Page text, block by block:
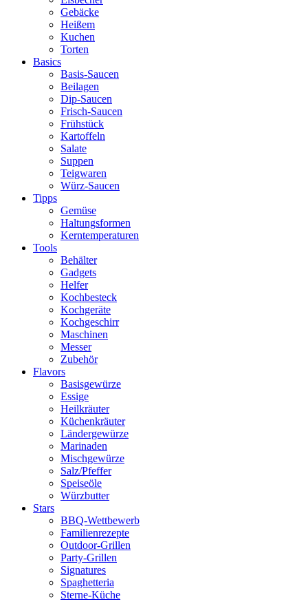
Gebäcke
Heißem
Kuchen
Torten
Basics
Basis-Saucen
Beilagen
Dip-Saucen
Frisch-Saucen
Frühstück
Kartoffeln
Salate
Suppen
Teigwaren
Würz-Saucen
Tipps
Gemüse
Haltungsformen
Kerntemperaturen
Tools
Behälter
Gadgets
Helfer
Kochbesteck
Kochgeräte
Kochgeschirr
Maschinen
Messer
Zubehör
Flavors
Basisgewürze
Essige
Heilkräuter
Küchenkräuter
Ländergewürze
Marinaden
Mischgewürze
Salz/Pfeffer
Speiseöle
Würzbutter
Stars
BBQ-Wettbewerb
Familienrezepte
Outdoor-Grillen
Party-Grillen
Signatures
Spaghetteria
Sterne-Küche